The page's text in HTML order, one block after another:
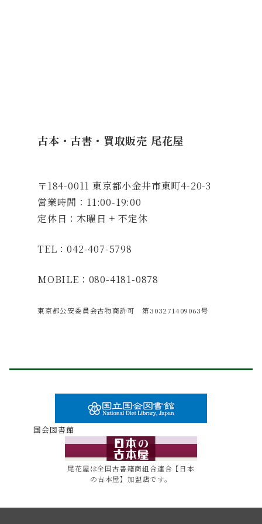
古本・古書・買取販売 尾花屋
〒184-0011 東京都小金井市東町4-20-3
営業時間：11:00-19:00
定休日：木曜日 + 不定休
TEL：042-407-5798
MOBILE：080-4181-0878
東京都公安委員会古物商許可 第303271409063号
国会図書館
尾花屋は全国古書籍商組合連合【日本
の古本屋】加盟店です。